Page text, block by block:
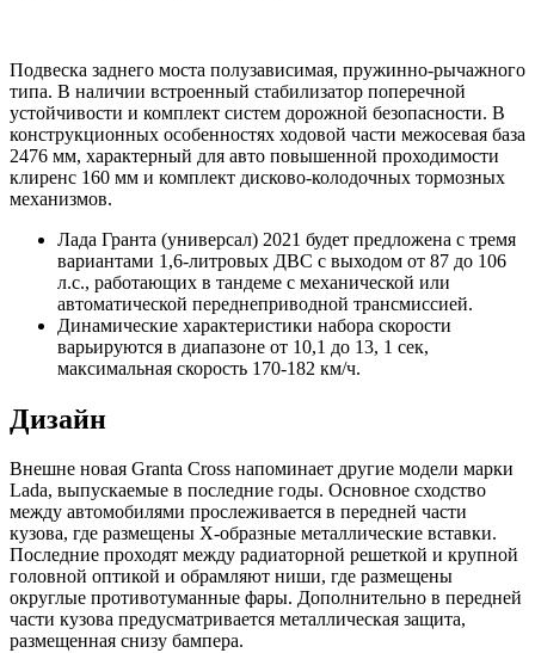
Подвеска заднего моста полузависимая, пружинно-рычажного
типа. В наличии встроенный стабилизатор поперечной
устойчивости и комплект систем дорожной безопасности. В
конструкционных особенностях ходовой части межосевая база
2476 мм, характерный для авто повышенной проходимости
клиренс 160 мм и комплект дисково-колодочных тормозных
механизмов.
Лада Гранта (универсал) 2021 будет предложена с тремя
вариантами 1,6-литровых ДВС с выходом от 87 до 106
л.с., работающих в тандеме с механической или
автоматической переднеприводной трансмиссией.
Динамические характеристики набора скорости
варьируются в диапазоне от 10,1 до 13, 1 сек,
максимальная скорость 170-182 км/ч.
Дизайн
Внешне новая Granta Cross напоминает другие модели марки
Lada, выпускаемые в последние годы. Основное сходство
между автомобилями прослеживается в передней части
кузова, где размещены Х-образные металлические вставки.
Последние проходят между радиаторной решеткой и крупной
головной оптикой и обрамляют ниши, где размещены
округлые противотуманные фары. Дополнительно в передней
части кузова предусматривается металлическая защита,
размещенная снизу бампера.